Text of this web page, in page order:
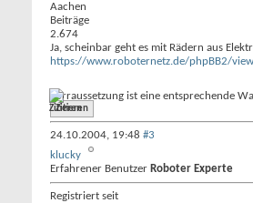
Aachen
Beiträge
2.674
Ja, scheinbar geht es mit Rädern aus
https://www.roboternetz.de/phpBB2/
Vorraussetzung ist eine entsprechende
Zitieren
24.10.2004, 19:48 #3
klucky
Erfahrener Benutzer Roboter Experte
Registriert seit